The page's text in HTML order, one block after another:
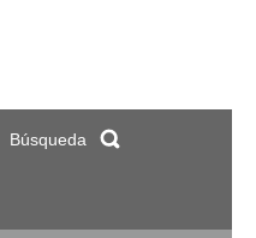
Búsqueda